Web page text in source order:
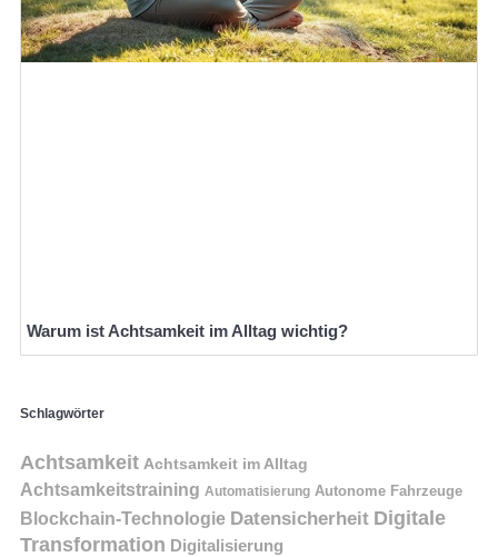
Warum ist Achtsamkeit im Alltag wichtig?
Schlagwörter
Achtsamkeit Achtsamkeit im Alltag
Achtsamkeitstraining Automatisierung Autonome Fahrzeuge
Blockchain-Technologie Datensicherheit Digitale
Transformation Digitalisierung